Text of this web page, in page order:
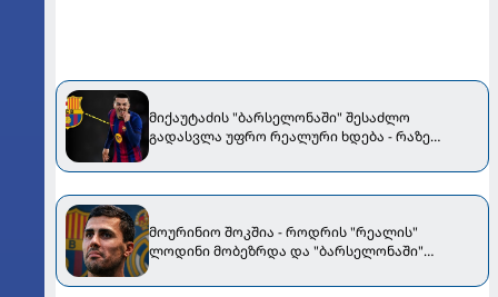
მიქაუტაძის "ბარსელონაში" შესაძლო
გადასვლა უფრო რეალური ხდება - რაზე
მწვრთნელს
მოურინიო შოკშია - როდრის "რეალის"
ლოდინი მობეზრდა და "ბარსელონაში"